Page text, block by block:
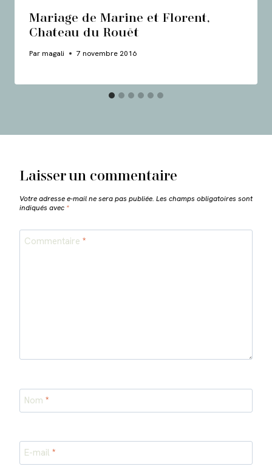
Mariage de Marine et Florent,
Chateau du Rouët
Parmagali 7 novembre 2016
Laisser un commentaire
Votre adresse e-mail ne sera pas publiée. Les champs obligatoires sont
indiqués avec *
Commentaire *
Nom *
E-mail *